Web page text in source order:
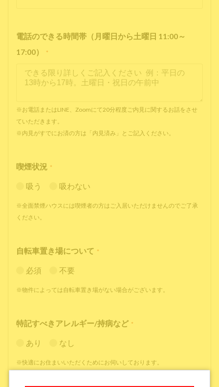
電話のできる時間帯（月曜日から土曜日 11:00～
17:00）
*
※お電話またはLINE、Zoomにて20分程度ご内見に関するお話をさせ
ていただきます。
※内見がすでにお済の方は「内見済み」とご記入ください。
喫煙状況 *
吸う 吸わない
※全面禁煙ハウスには喫煙者の方はご入居いただけませんのでご了承
ください。
自転車置き場について *
必須 不要
※物件によっては自転車置き場がない場合がございます。
特記すべきアレルギー/持病など *
あり なし
※快適にお住まいいただくためにお伺いしております。